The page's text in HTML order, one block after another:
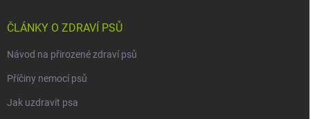
ČLÁNKY O ZDRAVÍ PSŮ
Návod na přirozené zdraví psů
Příčiny nemocí psů
Jak uzdravit psa